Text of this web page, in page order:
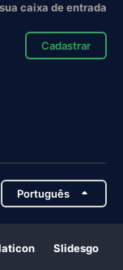
caixa de entrada
Cadastrar
Português
Slidesgo